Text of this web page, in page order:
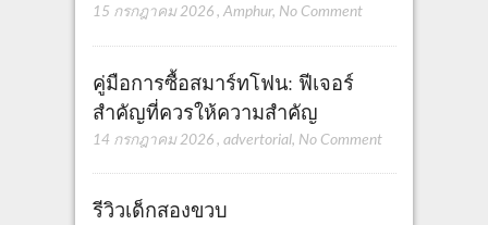
15 กรกฎาคม 2026 , Amphur, No Comment
คู่มือการซื้อสมาร์ทโฟน: ฟีเจอร์
สำคัญที่ควรให้ความสำคัญ
14 กรกฎาคม 2026 , advertorial, No Comment
รีวิวเด็กสองขวบ